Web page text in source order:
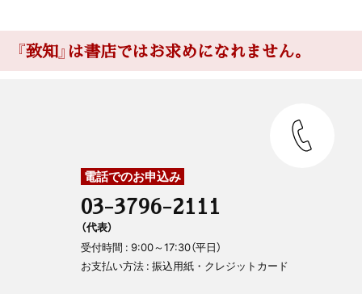
『致知』は書店ではお求めになれません。
電話でのお申込み
03-3796-2111
（代表）
受付時間 : 9:00～17:30（平日）
お支払い方法 : 振込用紙・クレジットカード